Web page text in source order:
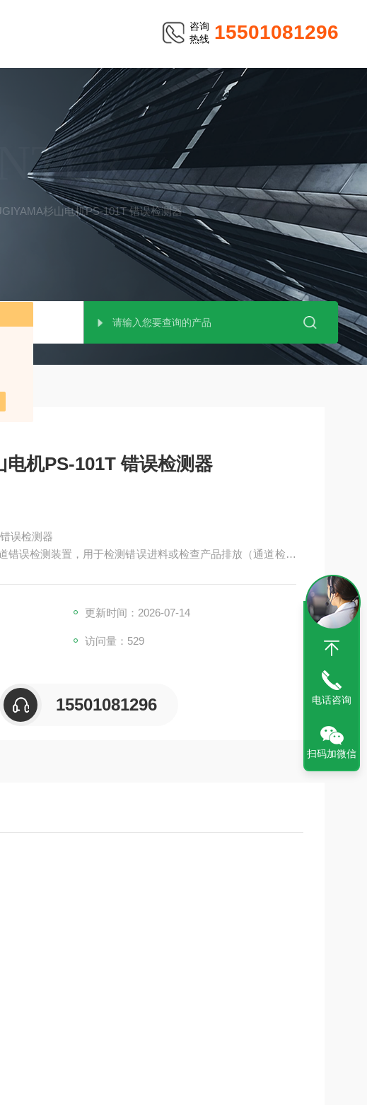
咨询
热线 15501081296
杉山电机PS-101T 错误检测器
机PS-101T 错误检测器
误检测器
错误检测装置，用于检测错误进料或检查产品排放（通道检测
更新时间：2026-07-14
访问量：529
15501081296 电话咨询
扫码加微信